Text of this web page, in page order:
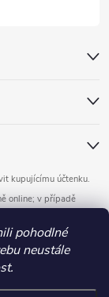
pohodlné
neustále
kupujícímu účtenku.
online; v případě